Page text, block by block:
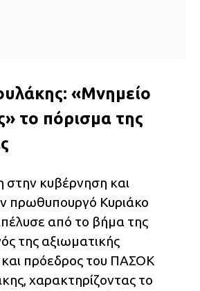
«Μνημείο
το πόρισμα της
στην κυβέρνηση και
πρωθυπουργό Κυριάκο
από το βήμα της
της αξιωματικής
και πρόεδρος του ΠΑΣΟΚ
χαρακτηρίζοντας το